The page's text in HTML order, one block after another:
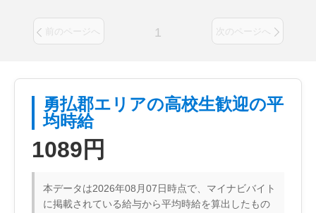
前のページへ 1 次のページへ
勇払郡エリアの高校生歓迎の平
均時給
1089円
本データは2026年08月07日時点で、マイナビバイト
に掲載されている給与から平均時給を算出したもの